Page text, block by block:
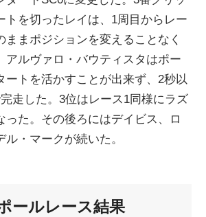
トを切ったレイは、1周目からレー
ままポジションを変えることなく
アルヴァロ・バウティスタはポー
ートを活かすことが出来ず、2秒以
完走した。3位はレース1同様にラズ
った。その後ろにはデイビス、ロ
・マークが続いた。
ールレース結果